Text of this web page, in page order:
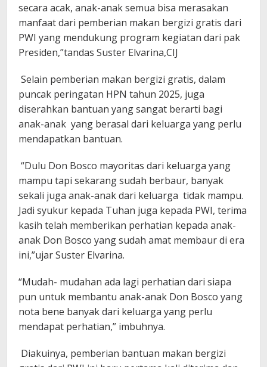
secara acak, anak-anak semua bisa merasakan
manfaat dari pemberian makan bergizi gratis dari
PWI yang mendukung program kegiatan dari pak
Presiden,”tandas Suster Elvarina,CIJ
Selain pemberian makan bergizi gratis, dalam
puncak peringatan HPN tahun 2025, juga
diserahkan bantuan yang sangat berarti bagi
anak-anak yang berasal dari keluarga yang perlu
mendapatkan bantuan.
“Dulu Don Bosco mayoritas dari keluarga yang
mampu tapi sekarang sudah berbaur, banyak
sekali juga anak-anak dari keluarga tidak mampu.
Jadi syukur kepada Tuhan juga kepada PWI, terima
kasih telah memberikan perhatian kepada anak-
anak Don Bosco yang sudah amat membaur di era
ini,”ujar Suster Elvarina.
“Mudah- mudahan ada lagi perhatian dari siapa
pun untuk membantu anak-anak Don Bosco yang
nota bene banyak dari keluarga yang perlu
mendapat perhatian,” imbuhnya.
Diakuinya, pemberian bantuan makan bergizi